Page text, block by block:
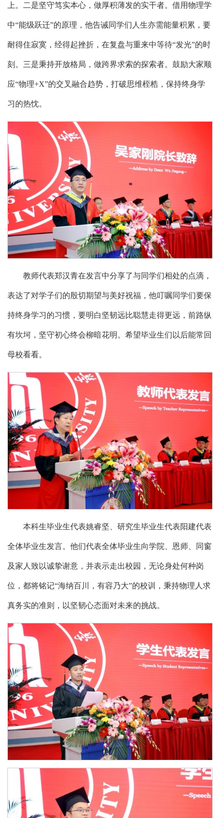
上。二是坚守笃实本心，做厚积薄发的实干者。借用物理学
中“能级跃迁”的原理，他告诫同学们人生亦需能量积累，要
耐得住寂寞，经得起挫折，在复盘与重来中等待“发光”的时
刻。三是秉持开放格局，做跨界求索的探索者。鼓励大家顺
应“物理+X”的交叉融合趋势，打破思维桎梏，保持终身学
习的热忱。
教师代表郑汉青在发言中分享了与同学们相处的点滴，
表达了对学子们的殷切期望与美好祝福，他叮嘱同学们要保
持终身学习的习惯，要明白坚韧远比聪慧走得更远，前路纵
有坎坷，坚守初心终会柳暗花明。希望毕业生们以后能常回
母校看看。
本科生毕业生代表姚睿坚、研究生毕业生代表阳建代表
全体毕业生发言。他们代表全体毕业生向学院、恩师、同窗
及家人致以诚挚谢意，并表示走出校园，无论身处何种岗
位，都将铭记“海纳百川，有容乃大”的校训，秉持物理人求
真务实的准则，以坚韧心态面对未来的挑战。